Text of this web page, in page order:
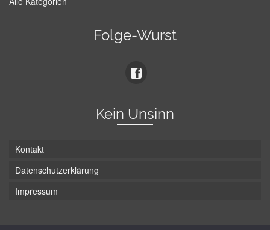
Folge-Wurst
Kein Unsinn
Kontakt
Datenschutzerklärung
Impressum